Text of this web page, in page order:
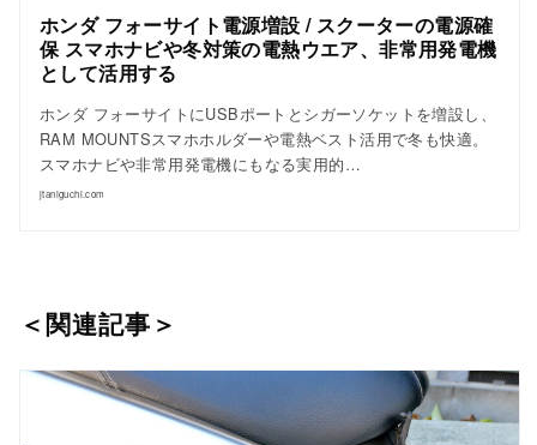
ホンダ フォーサイト電源増設 / スクーターの電源確
保 スマホナビや冬対策の電熱ウエア、非常用発電機
として活用する
ホンダ フォーサイトにUSBポートとシガーソケットを増設し、
RAM MOUNTSスマホホルダーや電熱ベスト活用で冬も快適。
スマホナビや非常用発電機にもなる実用的…
jtaniguchi.com
＜関連記事＞